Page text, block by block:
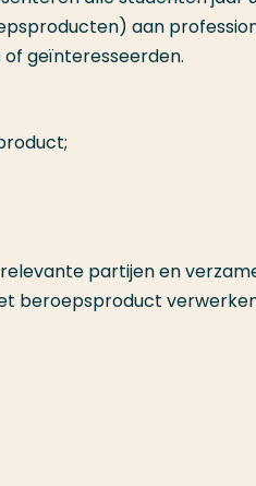
aan
geïnteresseerden.
partijen en
beroepsproduct